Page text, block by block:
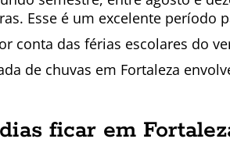
Esse é um excelente período
conta das férias escolares do
de chuvas em Fortaleza
ficar em